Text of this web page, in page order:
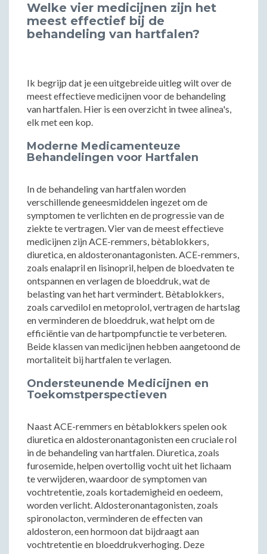
Welke vier medicijnen zijn het
meest effectief bij de
behandeling van hartfalen?
Ik begrijp dat je een uitgebreide uitleg wilt over de
meest effectieve medicijnen voor de behandeling
van hartfalen. Hier is een overzicht in twee alinea's,
elk met een kop.
Moderne Medicamenteuze
Behandelingen voor Hartfalen
In de behandeling van hartfalen worden
verschillende geneesmiddelen ingezet om de
symptomen te verlichten en de progressie van de
ziekte te vertragen. Vier van de meest effectieve
medicijnen zijn ACE-remmers, bètablokkers,
diuretica, en aldosteronantagonisten. ACE-remmers,
zoals enalapril en lisinopril, helpen de bloedvaten te
ontspannen en verlagen de bloeddruk, wat de
belasting van het hart vermindert. Bètablokkers,
zoals carvedilol en metoprolol, vertragen de hartslag
en verminderen de bloeddruk, wat helpt om de
efficiëntie van de hartpompfunctie te verbeteren.
Beide klassen van medicijnen hebben aangetoond de
mortaliteit bij hartfalen te verlagen.
Ondersteunende Medicijnen en
Toekomstperspectieven
Naast ACE-remmers en bètablokkers spelen ook
diuretica en aldosteronantagonisten een cruciale rol
in de behandeling van hartfalen. Diuretica, zoals
furosemide, helpen overtollig vocht uit het lichaam
te verwijderen, waardoor de symptomen van
vochtretentie, zoals kortademigheid en oedeem,
worden verlicht. Aldosteronantagonisten, zoals
spironolacton, verminderen de effecten van
aldosteron, een hormoon dat bijdraagt aan
vochtretentie en bloeddrukverhoging. Deze